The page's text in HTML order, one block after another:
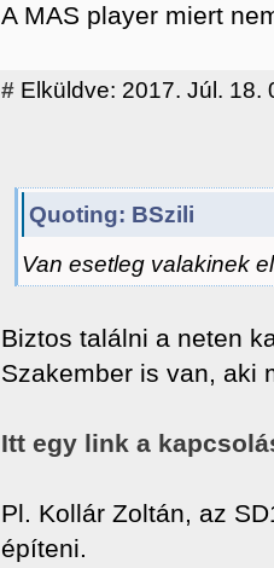
A MAS player miert
# Elküldve: 2017. Júl. 18.
Quoting: BSzili
Van esetleg valakinek
Biztos találni a neten
Szakember is van, aki
Itt egy link a
Pl. Kollár Zoltán, az
építeni.